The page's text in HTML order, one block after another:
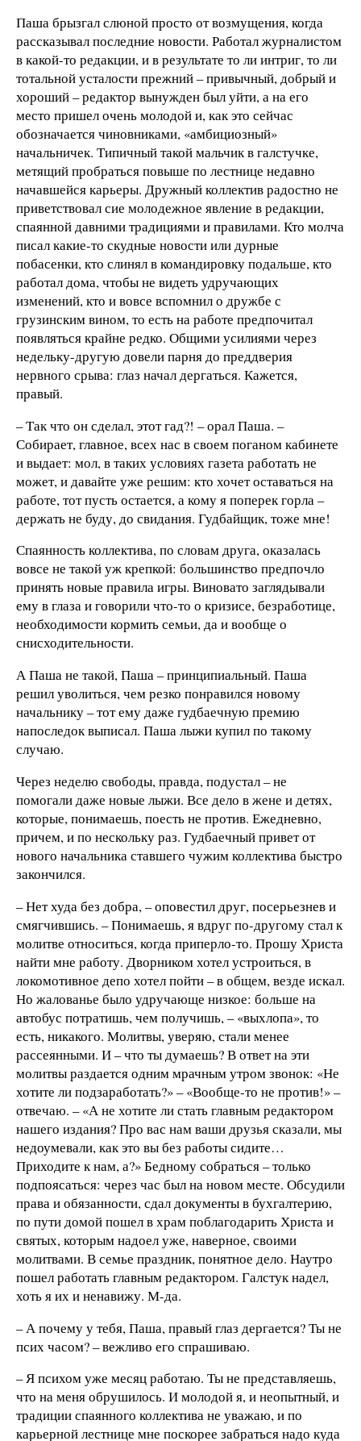
Паша брызгал слюной просто от возмущения, когда
рассказывал последние новости. Работал журналистом
в какой-то редакции, и в результате то ли интриг, то ли
тотальной усталости прежний – привычный, добрый и
хороший – редактор вынужден был уйти, а на его
место пришел очень молодой и, как это сейчас
обозначается чиновниками, «амбициозный»
начальничек. Типичный такой мальчик в галстучке,
метящий пробраться повыше по лестнице недавно
начавшейся карьеры. Дружный коллектив радостно не
приветствовал сие молодежное явление в редакции,
спаянной давними традициями и правилами. Кто молча
писал какие-то скудные новости или дурные
побасенки, кто слинял в командировку подальше, кто
работал дома, чтобы не видеть удручающих
изменений, кто и вовсе вспомнил о дружбе с
грузинским вином, то есть на работе предпочитал
появляться крайне редко. Общими усилиями через
недельку-другую довели парня до преддверия
нервного срыва: глаз начал дергаться. Кажется,
правый.
– Так что он сделал, этот гад?! – орал Паша. –
Собирает, главное, всех нас в своем поганом кабинете
и выдает: мол, в таких условиях газета работать не
может, и давайте уже решим: кто хочет оставаться на
работе, тот пусть остается, а кому я поперек горла –
держать не буду, до свидания. Гудбайщик, тоже мне!
Спаянность коллектива, по словам друга, оказалась
вовсе не такой уж крепкой: большинство предпочло
принять новые правила игры. Виновато заглядывали
ему в глаза и говорили что-то о кризисе, безработице,
необходимости кормить семьи, да и вообще о
снисходительности.
А Паша не такой, Паша – принципиальный. Паша
решил уволиться, чем резко понравился новому
начальнику – тот ему даже гудбаечную премию
напоследок выписал. Паша лыжи купил по такому
случаю.
Через неделю свободы, правда, подустал – не
помогали даже новые лыжи. Все дело в жене и детях,
которые, понимаешь, поесть не против. Ежедневно,
причем, и по нескольку раз. Гудбаечный привет от
нового начальника ставшего чужим коллектива быстро
закончился.
– Нет худа без добра, – оповестил друг, посерьезнев и
смягчившись. – Понимаешь, я вдруг по-другому стал к
молитве относиться, когда приперло-то. Прошу Христа
найти мне работу. Дворником хотел устроиться, в
локомотивное депо хотел пойти – в общем, везде искал.
Но жалованье было удручающе низкое: больше на
автобус потратишь, чем получишь, – «выхлопа», то
есть, никакого. Молитвы, уверяю, стали менее
рассеянными. И – что ты думаешь? В ответ на эти
молитвы раздается одним мрачным утром звонок: «Не
хотите ли подзаработать?» – «Вообще-то не против!» –
отвечаю. – «А не хотите ли стать главным редактором
нашего издания? Про вас нам ваши друзья сказали, мы
недоумевали, как это вы без работы сидите…
Приходите к нам, а?» Бедному собраться – только
подпоясаться: через час был на новом месте. Обсудили
права и обязанности, сдал документы в бухгалтерию,
по пути домой пошел в храм поблагодарить Христа и
святых, которым надоел уже, наверное, своими
молитвами. В семье праздник, понятное дело. Наутро
пошел работать главным редактором. Галстук надел,
хоть я их и ненавижу. М-да.
– А почему у тебя, Паша, правый глаз дергается? Ты не
псих часом? – вежливо его спрашиваю.
– Я психом уже месяц работаю. Ты не представляешь,
что на меня обрушилось. И молодой я, и неопытный, и
традиции спаянного коллектива не уважаю, и по
карьерной лестнице мне поскорее забраться надо куда